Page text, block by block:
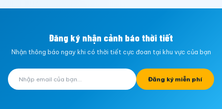
Đăng ký nhận cảnh báo thời tiết
Nhận thông báo ngay khi có thời tiết cực đoan tại khu vực của bạn
Đăng ký miễn phí